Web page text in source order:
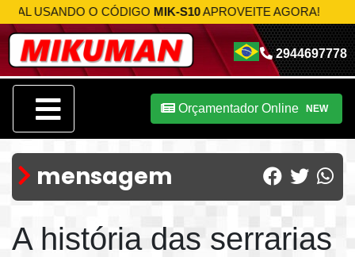
O CÓDIGOMIK-S10APROVEITE AGORA!
2944697778
Orçamentador Online NEW
mensagem
A história das serrarias